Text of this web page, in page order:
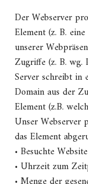
Der Webserver
Element (z. B.
unserer
Zugriffe (z. B. wg.
Server schreibt in
Domain aus der
Element (z.B.
Unser Webserver
das Element
• Besuchte Website
• Uhrzeit zum